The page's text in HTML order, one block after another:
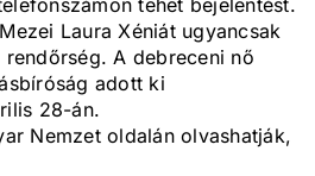
tehet bejelentést.
Laura Xéniát ugyancsak
A debreceni nő
adott ki
28-án.
Nemzet oldalán olvashatják,